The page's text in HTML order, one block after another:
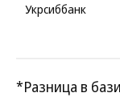
Укрсиббанк
*Разница в